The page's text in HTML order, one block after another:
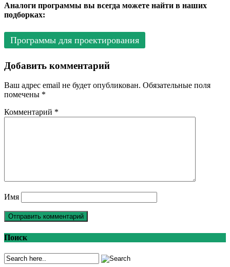
Аналоги программы вы всегда можете найти в наших
подборках:
Программы для проектирования
Добавить комментарий
Ваш адрес email не будет опубликован. Обязательные поля
помечены *
Комментарий *
Имя
Поиск